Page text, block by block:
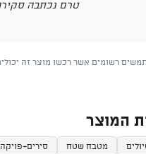
טרם נכתבה
רשומים אשר רכשו מוצר זה
המוצר
מטבח שטח סירים+פויקה